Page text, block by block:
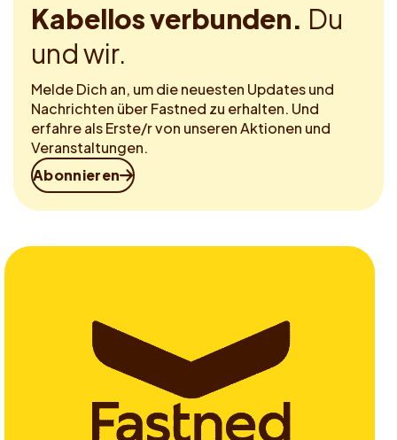
Kabellos verbunden. Du
und wir.
Melde Dich an, um die neuesten Updates und
Nachrichten über Fastned zu erhalten. Und
erfahre als Erste/r von unseren Aktionen und
Veranstaltungen.
Abonnieren